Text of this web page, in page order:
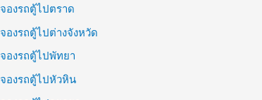
จองรถตู้ไปตราด
จองรถตู้ไปต่างจังหวัด
จองรถตู้ไปพัทยา
จองรถตู้ไปหัวหิน